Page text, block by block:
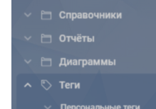
Карточка типа календаря
Исключения типа
Карточка способа расчёта